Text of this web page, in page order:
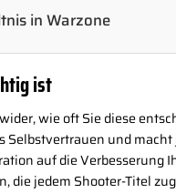
in Warzone
ist
wie oft Sie diese
und
auf die
die jedem Shooter-Titel